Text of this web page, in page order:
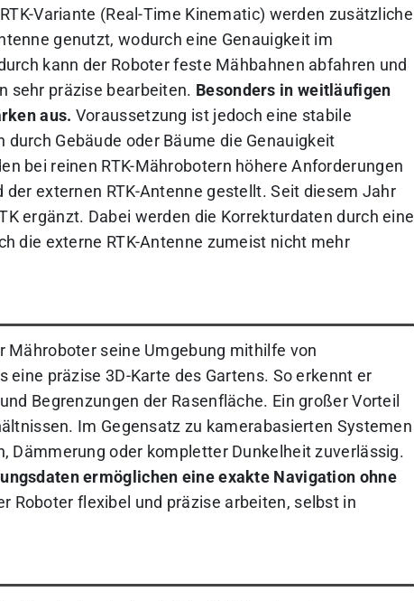
Variante (Real-Time Kinematic) werden zusätzliche
genutzt, wodurch eine Genauigkeit im
kann der Roboter feste Mähbahnen abfahren und
sehr präzise bearbeiten. Besonders in weitläufigen
aus. Voraussetzung ist jedoch eine stabile
Gebäude oder Bäume die Genauigkeit
bei reinen RTK-Mährobotern höhere Anforderungen
externen RTK-Antenne gestellt. Seit diesem Jahr
ergänzt. Dabei werden die Korrekturdaten durch eine
die externe RTK-Antenne zumeist nicht mehr
Mähroboter seine Umgebung mithilfe von
eine präzise 3D-Karte des Gartens. So erkennt er
Begrenzungen der Rasenfläche. Ein großer Vorteil
Im Gegensatz zu kamerabasierten Systemen
Dämmerung oder kompletter Dunkelheit zuverlässig.
ermöglichen eine exakte Navigation ohne
Roboter flexibel und präzise arbeiten, selbst in